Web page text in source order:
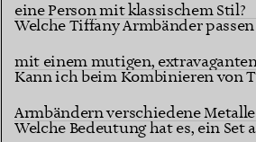
eine Person mit klassischem Stil?
Welche Tiffany Armbänder
mit einem mutigen,
Kann ich beim Kombinieren von
Armbändern verschiedene
Welche Bedeutung hat es, ein Set